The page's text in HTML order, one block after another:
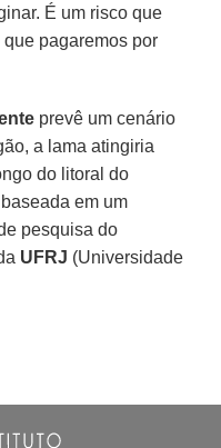
É um risco que
pagaremos por
prevê um cenário
a lama atingiria
do litoral do
em um
pesquisa do
UFRJ (Universidade